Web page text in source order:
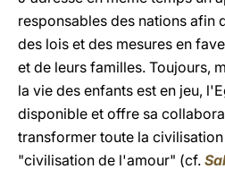
responsables des nations afin
des lois et des mesures en
et de leurs familles. Toujours,
la vie des enfants est en jeu,
disponible et offre sa
transformer toute la civilisation
"civilisation de l'amour" (cf.